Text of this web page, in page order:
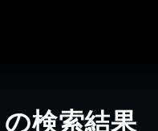
検索結果